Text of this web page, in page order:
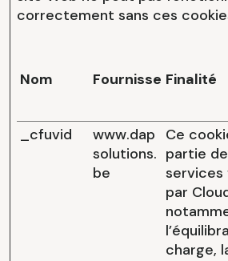
correctement sans ces
Nom FournisseurFinalité
_cfuvid
www.dap
solutions.
be
Ce
partie
services
par
charge,